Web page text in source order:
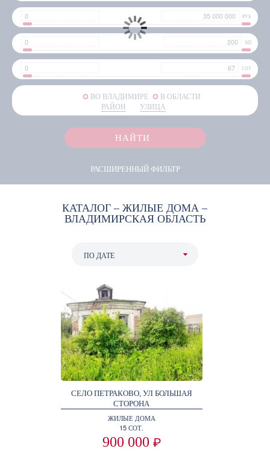
РУБ
М2
СОТ
ВО ВЛАДИМИРЕ
В ОБЛАСТИ
РАЙОН
УЛИЦА
НАЙТИ
РАСШИРЕННЫЙ ФИЛЬТР
КАТАЛОГ – ЖИЛЫЕ ДОМА –
ВЛАДИМИРСКАЯ ОБЛАСТЬ
СЕЛО ПЕТРАКОВО, УЛ БОЛЬШАЯ
СТОРОНА
ЖИЛЫЕ ДОМА
15 СОТ.
900 000 ₽